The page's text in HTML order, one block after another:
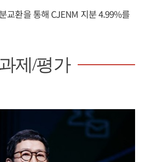
교환을 통해 CJENM 지분 4.99%를
제/평가